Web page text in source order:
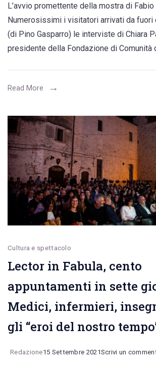
L’avvio promettente della mostra di Fabio
Numerosissimi i visitatori arrivati da fuori
(di Pino Gasparro) le interviste di Chiara
presidente della Fondazione di Comunità
Read More
Cultura e spettacolo
Lector in Fabula, cento
appuntamenti in sette
Medici, infermieri,
gli “eroi del nostro
Redazione15 Settembre 2021Scrivi un